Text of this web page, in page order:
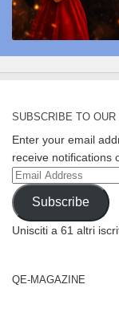
SUBSCRIBE TO OUR
Enter your email
receive notifications
Email
Address
Subscribe
Unisciti a 61 altri
QE-MAGAZINE